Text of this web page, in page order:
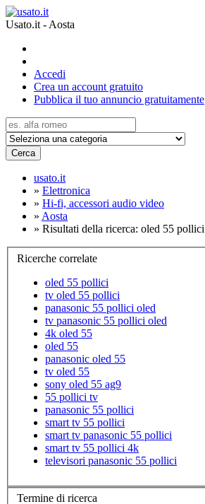
Usato.it - Aosta
Accedi
Crea un account gratuito
Pubblica il tuo annuncio gratuitamente
Cerca
usato.it
» Elettronica
» Hi-fi, accessori audio video
» Aosta
» Risultati della ricerca: oled 55 pollici
Ricerche correlate
oled 55 pollici
tv oled 55 pollici
panasonic 55 pollici oled
tv panasonic 55 pollici oled
4k oled 55
oled 55
panasonic oled 55
tv oled 55
sony oled 55 ag9
55 pollici tv
panasonic 55 pollici
smart tv 55 pollici
smart tv panasonic 55 pollici
smart tv 55 pollici 4k
televisori panasonic 55 pollici
Termine di ricerca